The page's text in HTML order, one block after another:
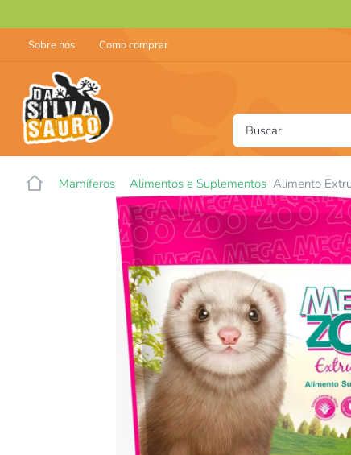
Sobre nós Como comprar
Buscar
Mamíferos Alimentos e Suplementos Alimento